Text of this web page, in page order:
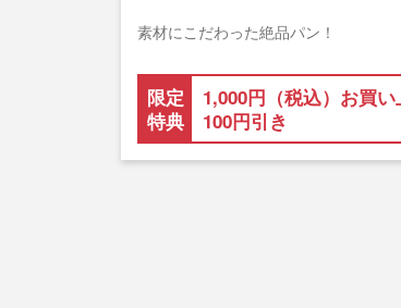
素材にこだわった絶品パン！
限定
特典
1,000円（税込）お買
100円引き